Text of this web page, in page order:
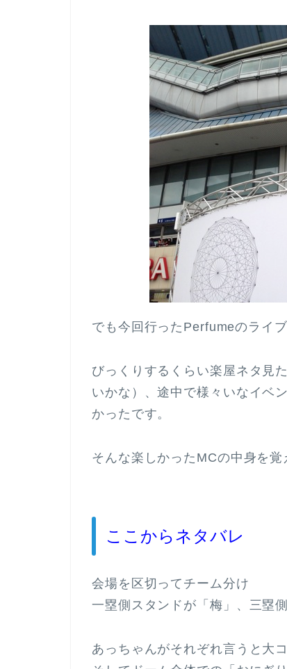
でも今回行ったPerfumeのライ
びっくりするくらい楽屋ネタ見
いかな）、途中で様々いなイベ
かったです。
そんな楽しかったMCの中身を
ここからネタバレ
会場を区切ってチーム分け
一塁側スタンドが「梅」、三塁
あっちゃんがそれぞれ言うと大コ